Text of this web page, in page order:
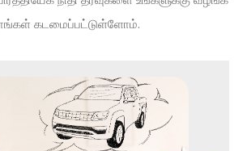
கடமைப்பட்டுள்ளோம்.